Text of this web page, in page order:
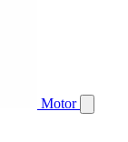
Motor